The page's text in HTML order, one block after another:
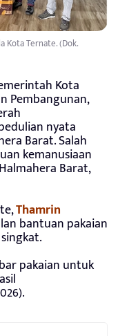
Kota Ternate. (Dok.
Kota
Pembangunan,
nyata
Barat. Salah
kemanusiaan
Barat,
Thamrin
bantuan pakaian
pakaian untuk